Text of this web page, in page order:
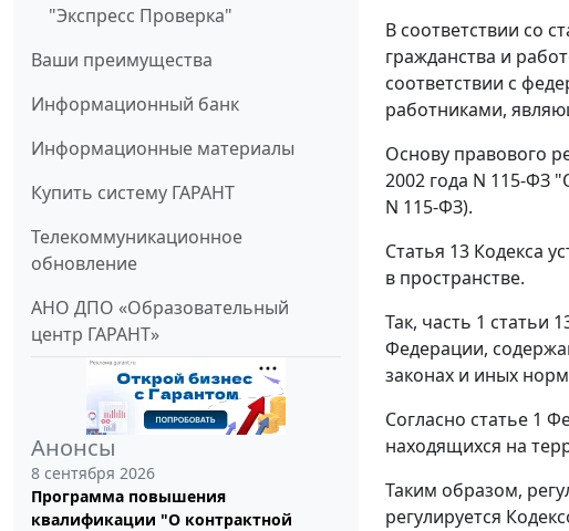
"Экспресс Проверка"
Ваши преимущества
Информационный банк
Информационные материалы
Купить систему ГАРАНТ
Телекоммуникационное
обновление
АНО ДПО «Образовательный
центр ГАРАНТ»
Анонсы
8 сентября 2026
Программа повышения
квалификации "О контрактной
В соответствии со
гражданства и
соответствии с
работниками,
Основу правового
2002 года N 115-ФЗ
N 115-ФЗ).
Статья 13 Кодекса
в пространстве.
Так, часть 1 статьи
Федерации,
законах и иных
Согласно статье 1
находящихся на
Таким образом,
регулируется